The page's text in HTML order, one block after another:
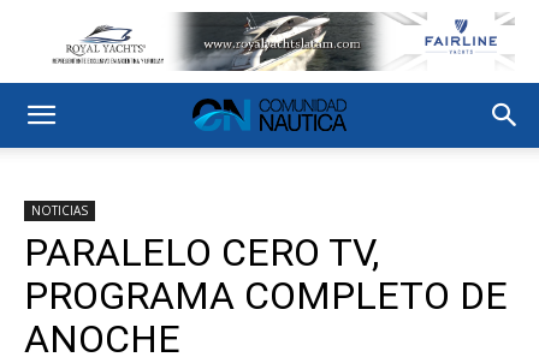
NOTICIAS
PARALELO CERO TV,
PROGRAMA COMPLETO DE
ANOCHE